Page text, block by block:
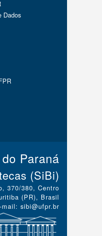
Dados
Paraná
(SiBi)
370/380, Centro
(PR), Brasil
mail: sibi@ufpr.br